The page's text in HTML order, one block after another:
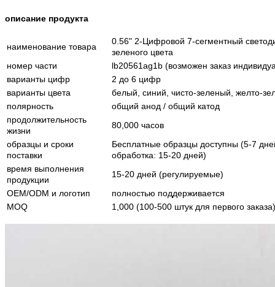
описание продукта
наименование товара
0.56" 2-Цифровой 7-сегментный
зеленого цвета
номер части
lb20561ag1b (возможен заказ
варианты цифр
2 до 6 цифр
варианты цвета
белый, синий, чисто-зеленый, желто-
полярность
общий анод / общий катод
продолжительность
жизни
80,000 часов
образцы и сроки
поставки
Бесплатные образцы доступны (5-7
обработка: 15-20 дней)
время выполнения
продукции
15-20 дней (регулируемые)
OEM/ODM и логотип
полностью поддерживается
MOQ
1,000 (100-500 штук для первого заказа)